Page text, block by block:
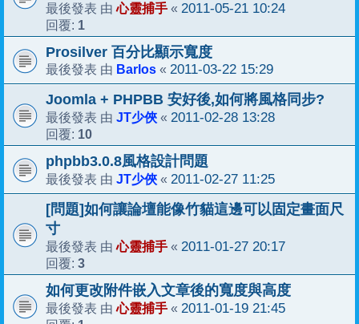
最後發表 由心靈捕手 « 2011-05-21 10:24
回覆: 1
Prosilver 百分比顯示寬度
最後發表 由 Barlos « 2011-03-22 15:29
Joomla + PHPBB 安好後,如何將風格同步?
最後發表 由 JT少俠 « 2011-02-28 13:28
回覆: 10
phpbb3.0.8風格設計問題
最後發表 由 JT少俠 « 2011-02-27 11:25
[問題]如何讓論壇能像竹貓這邊可以固定畫面尺
寸
最後發表 由心靈捕手 « 2011-01-27 20:17
回覆: 3
如何更改附件嵌入文章後的寬度與高度
最後發表 由心靈捕手 « 2011-01-19 21:45